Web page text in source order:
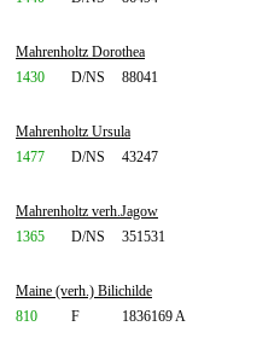
Mahrenholtz Dorothea
1430
D/NS 88041
Mahrenholtz Ursula
1477
D/NS 43247
Mahrenholtz verh.Jagow
1365
D/NS 351531
Maine (verh.) Bilichilde
810
F 1836169 A